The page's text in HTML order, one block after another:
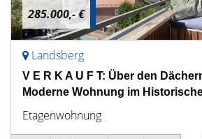
285.000,- €
Landsberg
V E R K A U F T: Über den
Moderne Wohnung im
Etagenwohnung